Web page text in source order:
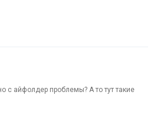
с айфолдер проблемы? А то тут такие